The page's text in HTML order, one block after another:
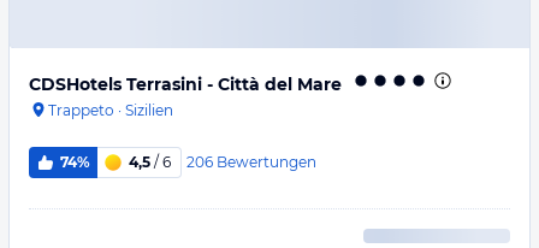
CDSHotels Terrasini - Città del Mare
Trappeto · Sizilien
74% 4,5 / 6 206 Bewertungen